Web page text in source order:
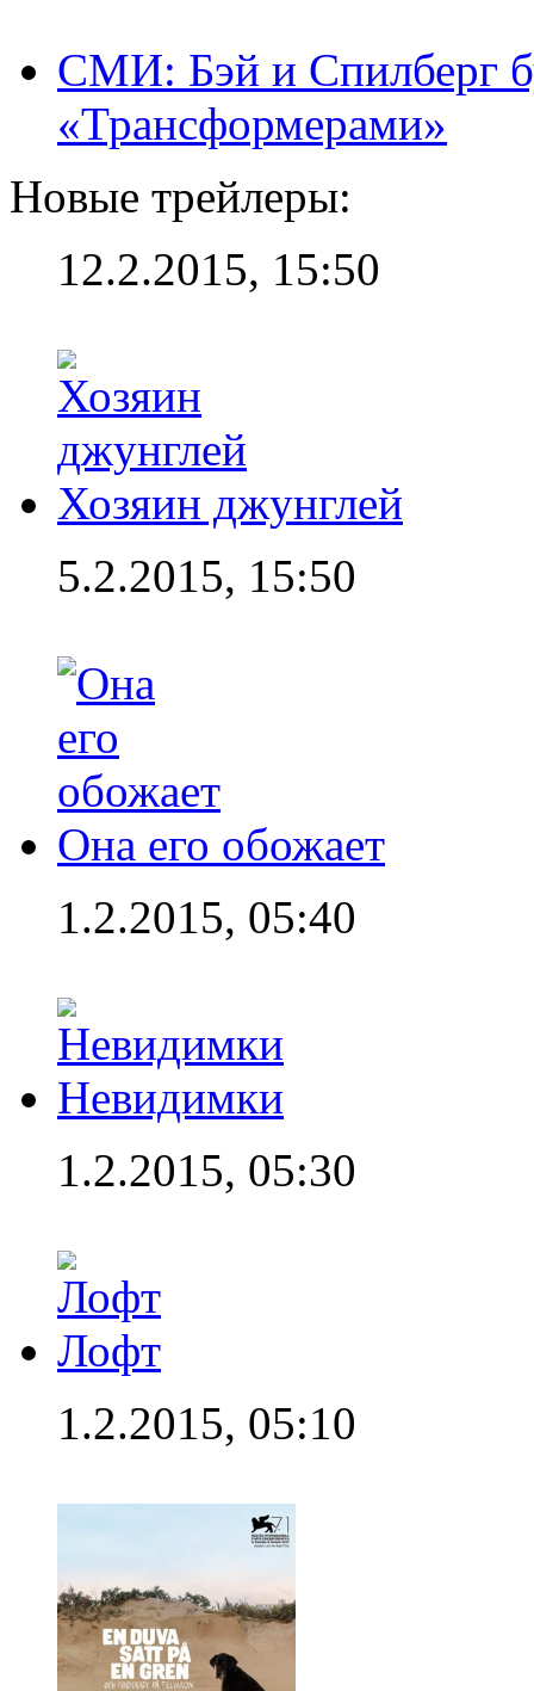
СМИ: Бэй и Спилберг
«Трансформерами»
Новые трейлеры:
12.2.2015, 15:50
Хозяин джунглей
5.2.2015, 15:50
Она его обожает
1.2.2015, 05:40
Невидимки
1.2.2015, 05:30
Лофт
1.2.2015, 05:10